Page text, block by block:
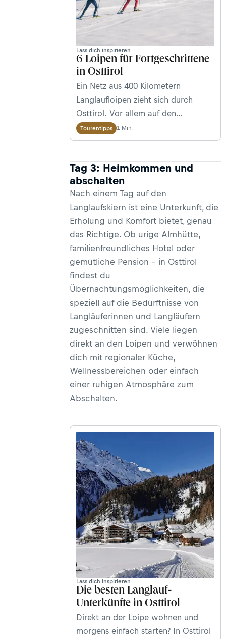
Lass dich inspirieren
6 Loipen für Fortgeschrittene
in Osttirol
Ein Netz aus 400 Kilometern
Langlaufloipen zieht sich durch
Osttirol. Vor allem auf den
Höhenloipen am Staller Sattel oder
am Dorfberg bei Kartitsch treffen
wunderschöne Bergnatur
aufeinander. Wir haben hier sechs
der schönsten und durchaus
anspruchsvollen Loipen für
Fortgeschrittene und Profis für dich
zusammengestellt.
Tourentipps 1 Min.
Tag 3: Heimkommen und
abschalten
Nach einem Tag auf den
Langlaufskiern ist eine Unterkunft, die
Erholung und Komfort bietet, genau
das Richtige. Ob urige Almhütte,
familienfreundliches Hotel oder
gemütliche Pension – in Osttirol
findest du
Übernachtungsmöglichkeiten, die
speziell auf die Bedürftnisse von
Langläuferinnen und Langläufern
zugeschnitten sind. Viele liegen
direkt an den Loipen und verwöhnen
dich mit regionaler Küche,
Wellnessbereichen oder einfach
einer ruhigen Atmosphäre zum
Abschalten.
Lass dich inspirieren
Die besten Langlauf-
Unterkünfte in Osttirol
Direkt an der Loipe wohnen und
morgens einfach starten? In Osttirol